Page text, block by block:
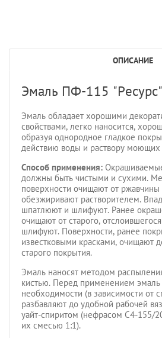
ОПИСАНИЕ
Эмаль ПФ-115 "Ресурс"
Эмаль обладает хорошими
свойствами, легко наносится,
образуя однородное гладкое
действию воды и раствору моющих
Способ применения:
должны быть чистыми и сухими.
поверхности очищают от
обезжиривают растворителем.
шпатлюют и шлифуют. Ранее
очищают от старого,
шлифуют. Поверхности, ранее
известковыми красками, очищают
старого покрытия.
Эмаль наносят методом
кистью. Перед применением
необходимости (в зависимости от
разбавляют до удобной рабочей
уайт-спиритом (нефрасом С4-155/
их смесью 1:1).